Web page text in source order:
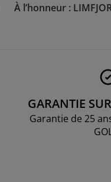
À l’honneur :
GARANTIE
Garantie de 25